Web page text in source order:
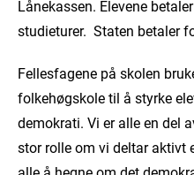
Lånekassen. Elevene
studieturer. Staten betaler
Fellesfagene på skolen
folkehøgskole til å styrke
demokrati. Vi er alle en del
stor rolle om vi deltar aktivt